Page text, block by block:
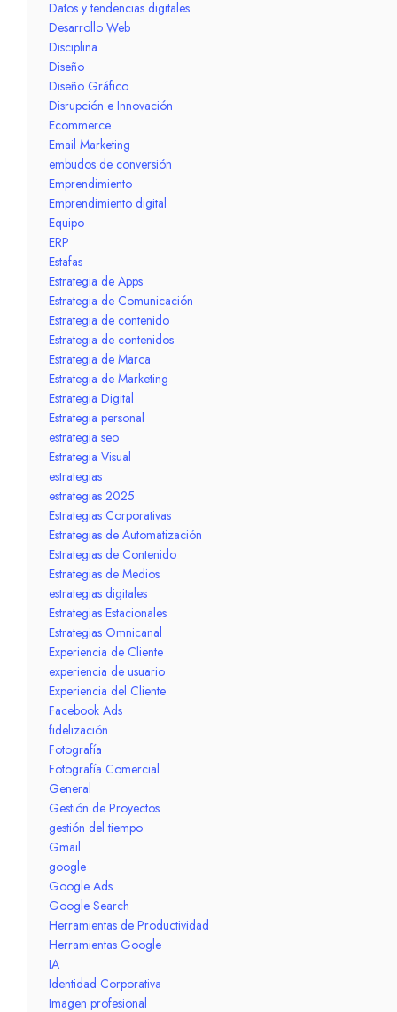
Datos y tendencias digitales
Desarrollo Web
Disciplina
Diseño
Diseño Gráfico
Disrupción e Innovación
Ecommerce
Email Marketing
embudos de conversión
Emprendimiento
Emprendimiento digital
Equipo
ERP
Estafas
Estrategia de Apps
Estrategia de Comunicación
Estrategia de contenido
Estrategia de contenidos
Estrategia de Marca
Estrategia de Marketing
Estrategia Digital
Estrategia personal
estrategia seo
Estrategia Visual
estrategias
estrategias 2025
Estrategias Corporativas
Estrategias de Automatización
Estrategias de Contenido
Estrategias de Medios
estrategias digitales
Estrategias Estacionales
Estrategias Omnicanal
Experiencia de Cliente
experiencia de usuario
Experiencia del Cliente
Facebook Ads
fidelización
Fotografía
Fotografía Comercial
General
Gestión de Proyectos
gestión del tiempo
Gmail
google
Google Ads
Google Search
Herramientas de Productividad
Herramientas Google
IA
Identidad Corporativa
Imagen profesional